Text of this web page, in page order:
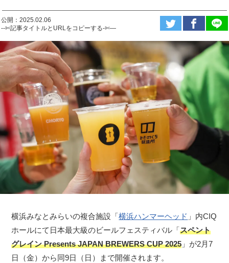
公開：2025.02.06
--✄記事タイトルとURLをコピーする-✄—
横浜みなとみらいの複合施設「横浜ハンマーヘッド 」内CIQ
ホールにて日本最大級のビールフェスティバル「スペント
グレイン Presents JAPAN BREWERS CUP 2025 」が2月7
日（金）から同9日（日）まで開催されます。